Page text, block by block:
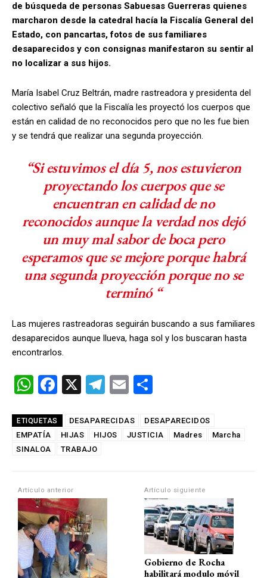
de búsqueda de personas Sabuesas Guerreras quienes
marcharon desde la catedral hacía la Fiscalía General del
Estado, con pancartas, fotos de sus familiares
desaparecidos y con consignas manifestaron su sentir al
no localizar a sus hijos.
María Isabel Cruz Beltrán, madre rastreadora y presidenta del
colectivo señaló que la Fiscalía les proyectó los cuerpos que
están en calidad de no reconocidos pero que no les fue bien
y se tendrá que realizar una segunda proyección.
“Si estuvimos el día 5, nos estuvieron
proyectando los cuerpos que se
encuentran en calidad de no
reconocidos aunque la verdad nos dejó
un muy mal sabor de boca pero
esperamos que se mejore porque habrá
una segunda proyección porque no se
terminó “
Las mujeres rastreadoras seguirán buscando a sus familiares
desaparecidos aunque llueva, haga sol y los buscaran hasta
encontrarlos.
W
at
s
p
F
ce
b
k
X
T
e
gr
E
ail m
p
ETIQUETAS DESAPARECIDAS
DESAPARECIDOS
EMPATÍA
HIJAS HIJOS JUSTICIA Madres
Marcha
SINALOA
TRABAJO
Artículo anterior Artículo siguiente
Gobierno de Rocha
habilitará modulo móvil